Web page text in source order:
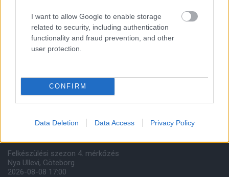
I want to allow Google to enable storage
related to security, including authentication
functionality and fraud prevention, and other
user protection.
CONFIRM
Data Deletion Data Access Privacy Policy
Meccs Center
Paris Saint-Germain
Felkészülési szezon 4. mérkőzés
Nya Ullevi, Göteborg
2026-08-08 17:00